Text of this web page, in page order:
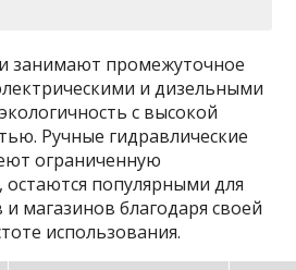
занимают промежуточное
и дизельными
с высокой
Ручные гидравлические
ограниченную
популярными для
магазинов благодаря своей
использования.